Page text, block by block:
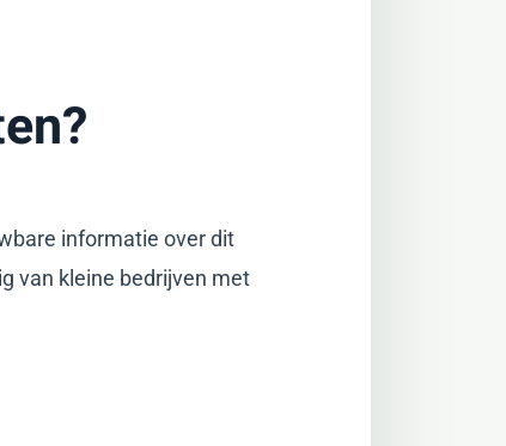
informatie over dit
van kleine bedrijven met